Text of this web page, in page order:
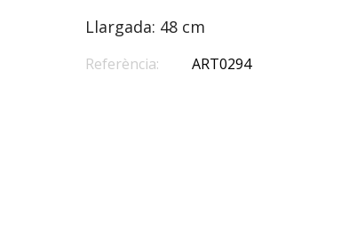
Llargada: 48 cm
Referència: ART0294